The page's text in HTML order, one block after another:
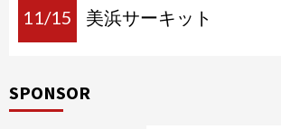
11/15 美浜サーキット
SPONSOR